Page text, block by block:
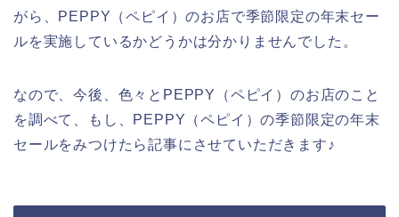
がら、PEPPY（ペピイ）のお店で季節限定の年末セー
ルを実施しているかどうかは分かりませんでした。
なので、今後、色々とPEPPY（ペピイ）のお店のこと
を調べて、もし、PEPPY（ペピイ）の季節限定の年末
セールをみつけたら記事にさせていただきます♪